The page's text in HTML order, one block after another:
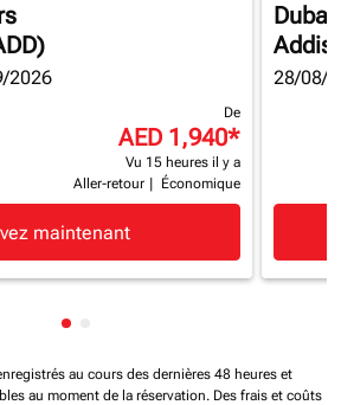
2026
De
AED 1,940*
Vu 15 heures il y a
Aller-retour
Économique
maintenant
Dubaï
28/08/
Affichage de cmp-pagination-
au cours des dernières 48 heures et
au moment de la réservation. Des frais et coûts